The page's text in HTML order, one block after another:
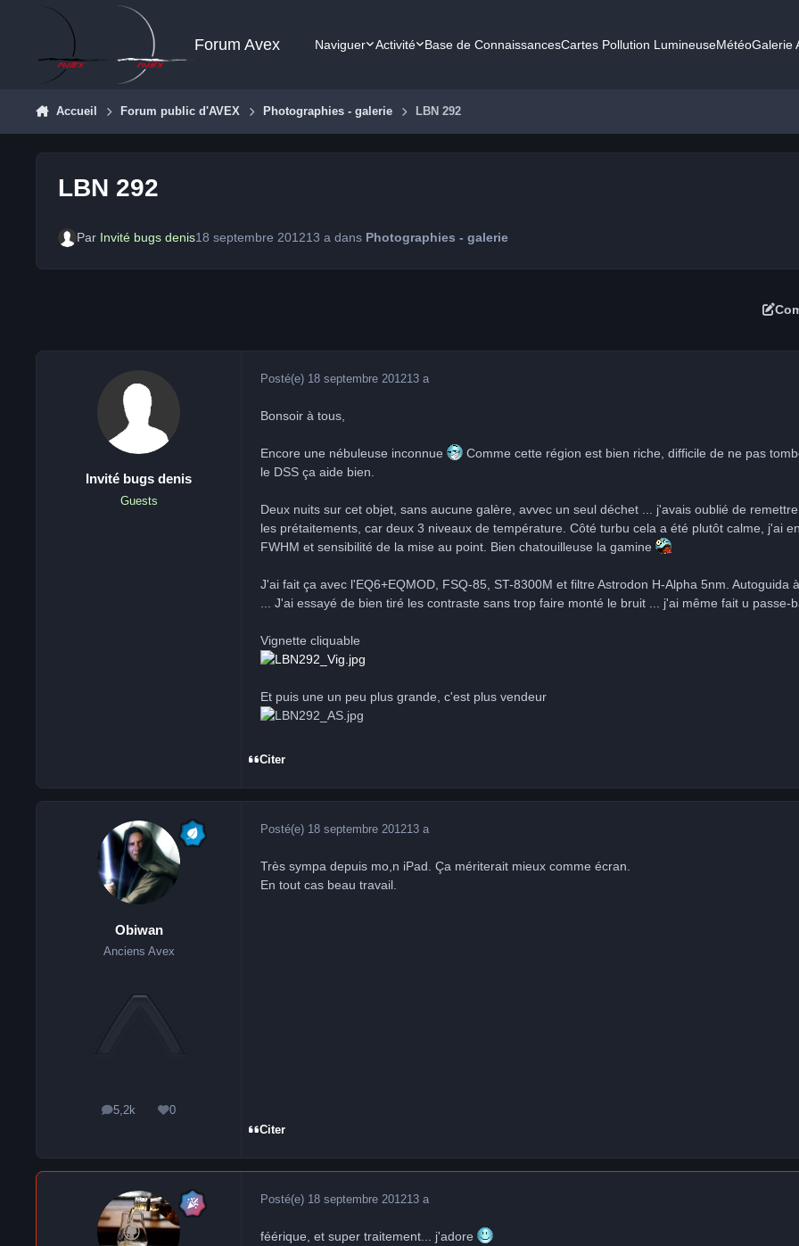
Aller au contenu
Forum Avex Naviguer Activité Base de ConnaissancesCartes Pollution LumineuseMétéoGalerie
Accueil Forum public d'AVEX Photographies - galerie LBN 292
LBN 292
Par Invité bugs denis18 septembre 201213 adans Photographies - galerie
Invité bugs denis
Guests
Posté(e) 18 septembre 201213 a
Bonsoir à tous,
Encore une nébuleuse inconnue
Comme cette région est bien riche, difficile de ne pas
le DSS ça aide bien.
Deux nuits sur cet objet, sans aucune galère, avvec un seul déchet ... j'avais oublié de
les prétaitements, car deux 3 niveaux de température. Côté turbu cela a été plutôt calme, j'ai
FWHM et sensibilité de la mise au point. Bien chatouilleuse la gamine
J'ai fait ça avec l'EQ6+EQMOD, FSQ-85, ST-8300M et filtre Astrodon H-Alpha 5nm. Autoguida
... J'ai essayé de bien tiré les contraste sans trop faire monté le bruit ... j'ai même fait u passe-
Vignette cliquable
Et puis une un peu plus grande, c'est plus vendeur
Citer
Obiwan
Anciens Avex
5,2k
messages0
Réputation
Posté(e) 18 septembre 201213 a
Très sympa depuis mo,n iPad. Ça mériterait mieux comme écran.
En tout cas beau travail.
Citer
Posté(e) 18 septembre 201213 a
féérique, et super traitement... j'adore